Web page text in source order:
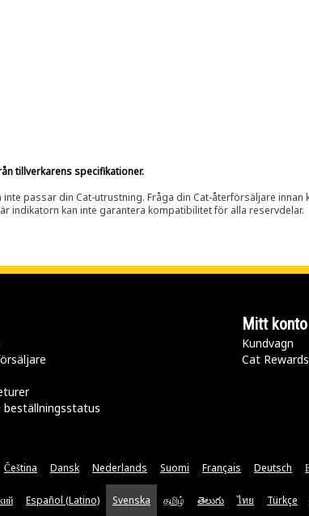
tillverkarens specifikationer.
passar din Cat-utrustning. Fråga din Cat-återförsäljare
indikatorn kan inte garantera kompatibilitet för alla reservdelar.
beställningsstatus
Mitt konto
Kundvagn
Cat Rewards
Čeština Dansk Nederlands Suomi Français Deutsch
Español (Latino) Svenska தமிழ் తెలుగు ไทย Türkçe